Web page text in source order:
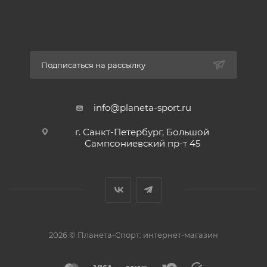
Подписаться на рассылку
info@planeta-sport.ru
г. Санкт-Петербург, Большой
Сампсониевский пр-т 45
2026 © Планета-Спорт: интернет-магазин